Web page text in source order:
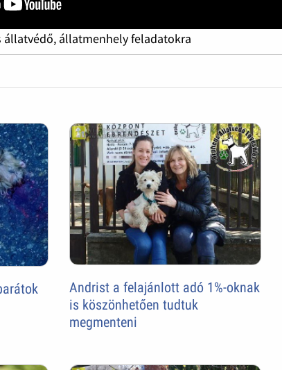
állatvédő, állatmenhely feladatokra
Andrist a felajánlott adó 1%-oknak
is köszönhetően tudtuk
megmenteni